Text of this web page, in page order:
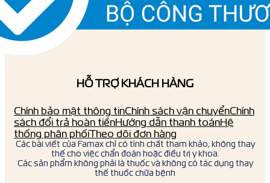
HỖ TRỢ KHÁCH HÀNG
Chính bảo mật thông tinChính sách vận chuyểnChính
sách đổi trả hoàn tiềnHướng dẫn thanh toánHệ
thống phân phốiTheo dõi đơn hàng
Các bài viết của Famax chỉ có tính chất tham khảo, không thay
thế cho việc chẩn đoán hoặc điều trị y khoa.
Các sản phẩm không phải là thuốc và không có tác dụng thay
thế thuốc chữa bệnh